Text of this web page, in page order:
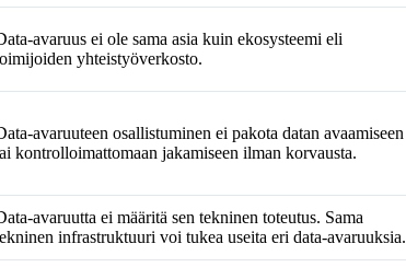
avaruus ei ole sama asia kuin ekosysteemi eli
yhteistyöverkosto.
avaruuteen osallistuminen ei pakota datan avaamiseen
kontrolloimattomaan jakamiseen ilman korvausta.
avaruutta ei määritä sen tekninen toteutus. Sama
infrastruktuuri voi tukea useita eri data-avaruuksia.